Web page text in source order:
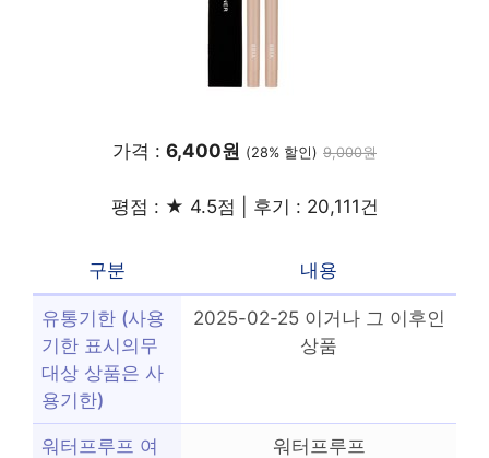
가격 : 6,400원 (28% 할인) 9,000원
평점 : ★ 4.5점 | 후기 : 20,111건
구분 내용
유통기한 (사용
기한 표시의무
대상 상품은 사
용기한)
2025-02-25 이거나 그 이후인
상품
워터프루프 여
워터프루프